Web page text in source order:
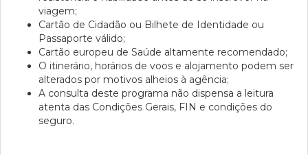
viagem;
Cartão de Cidadão ou Bilhete de Identidade ou
Passaporte válido;
Cartão europeu de Saúde altamente recomendado;
O itinerário, horários de voos e alojamento podem ser
alterados por motivos alheios à agência;
A consulta deste programa não dispensa a leitura
atenta das Condições Gerais, FIN e condições do
seguro.